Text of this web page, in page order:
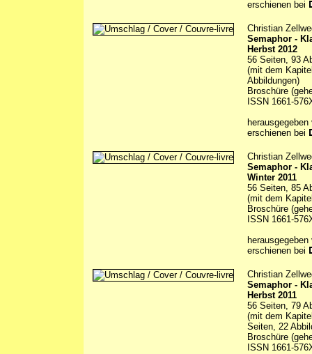
erschienen bei
Christian
Semaphor -
Herbst 2012
56 Seiten, 93
(mit dem
Abbildungen)
Broschüre
ISSN 1661-
erschienen bei
Christian
Semaphor -
Winter 2011
56 Seiten, 85
(mit dem
Broschüre
ISSN 1661-
erschienen bei
Christian
Semaphor -
Herbst 2011
56 Seiten, 79
(mit dem
Seiten, 22
Broschüre
ISSN 1661-